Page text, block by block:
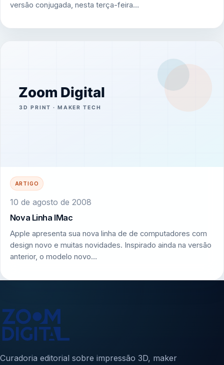
versão conjugada, nesta terça-feira…
ARTIGO
10 de agosto de 2008
Nova Linha IMac
Apple apresenta sua nova linha de de computadores com
design novo e muitas novidades. Inspirado ainda na versão
anterior, o modelo novo…
Curadoria editorial sobre impressão 3D, maker